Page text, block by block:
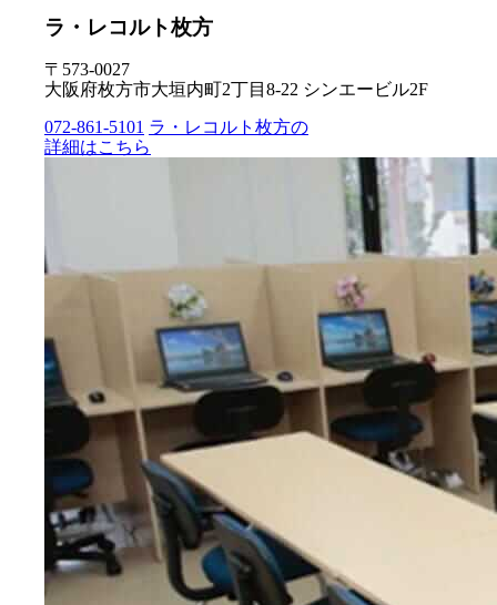
ラ・レコルト枚方
〒573-0027
大阪府枚方市大垣内町2丁目8-22 シンエービル2F
072-861-5101 ラ・レコルト枚方の
詳細はこちら